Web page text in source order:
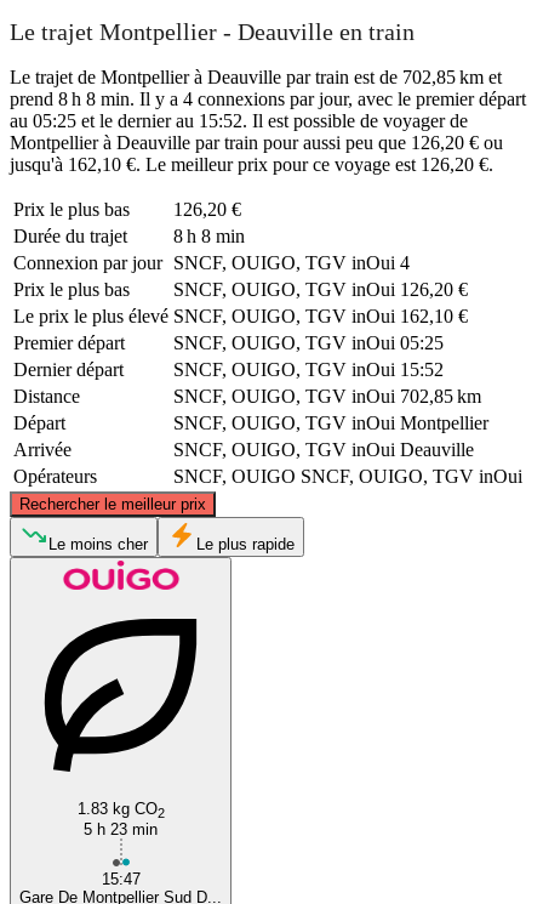
Le trajet Montpellier - Deauville en train
Le trajet de Montpellier à Deauville par train est de 702,85 km et
prend 8 h 8 min. Il y a 4 connexions par jour, avec le premier départ
au 05:25 et le dernier au 15:52. Il est possible de voyager de
Montpellier à Deauville par train pour aussi peu que 126,20 € ou
jusqu'à 162,10 €. Le meilleur prix pour ce voyage est 126,20 €.
Prix ​​le plus bas
126,20 €
Durée du trajet
8 h 8 min
Connexion par jour SNCF, OUIGO, TGV inOui 4
Prix ​​le plus bas
SNCF, OUIGO, TGV inOui 126,20 €
Le prix le plus élevé SNCF, OUIGO, TGV inOui 162,10 €
Premier départ
SNCF, OUIGO, TGV inOui 05:25
Dernier départ
SNCF, OUIGO, TGV inOui 15:52
Distance
SNCF, OUIGO, TGV inOui 702,85 km
Départ
SNCF, OUIGO, TGV inOui Montpellier
Arrivée
SNCF, OUIGO, TGV inOui Deauville
Opérateurs
SNCF, OUIGO SNCF, OUIGO, TGV inOui
Rechercher le meilleur prix
Deauville
©CARTO, ©OpenStreetMapcontributors
Le moins cher Le plus rapide
1.83 kg CO2
5 h 23 min
15:47
Gare De Montpellier Sud D...